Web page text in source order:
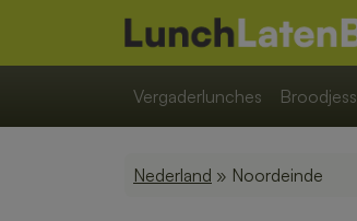
Vergaderlunches
Nederland » Noordeinde